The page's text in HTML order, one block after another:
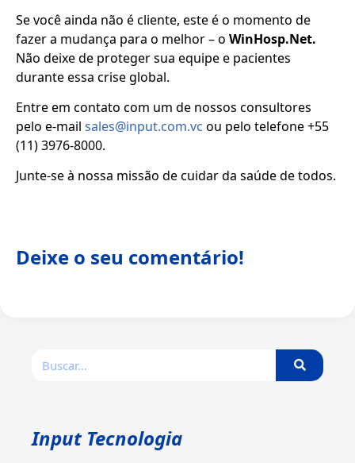
Se você ainda não é cliente, este é o momento de
fazer a mudança para o melhor – o WinHosp.Net.
Não deixe de proteger sua equipe e pacientes
durante essa crise global.
Entre em contato com um de nossos consultores
pelo e-mail sales@input.com.vc ou pelo telefone +55
(11) 3976-8000.
Junte-se à nossa missão de cuidar da saúde de todos.
Deixe o seu comentário!
Input Tecnologia